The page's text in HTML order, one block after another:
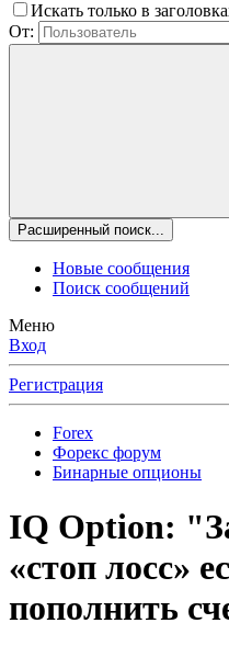
Искать только в
От:
Расширенный поиск...
Новые сообщения
Поиск сообщений
Меню
Вход
Регистрация
Forex
Форекс форум
Бинарные опционы
IQ Option:
«стоп лосс»
пополнить